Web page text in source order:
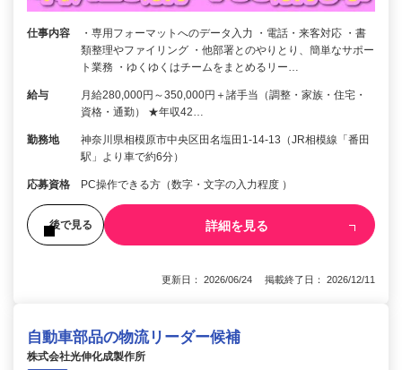
仕事内容
・専用フォーマットへのデータ入力 ・電話・来客対応 ・書
類整理やファイリング ・他部署とのやりとり、簡単なサポー
ト業務 ・ゆくゆくはチームをまとめるリー…
給与
月給280,000円～350,000円＋諸手当（調整・家族・住宅・
資格・通勤） ★年収42…
勤務地
神奈川県相模原市中央区田名塩田1-14-13（JR相模線「番田
駅」より車で約6分）
応募資格 PC操作できる方（数字・文字の入力程度 ）
後で見る 詳細を見る
更新日： 2026/06/24 掲載終了日： 2026/12/11
自動車部品の物流リーダー候補
株式会社光伸化成製作所